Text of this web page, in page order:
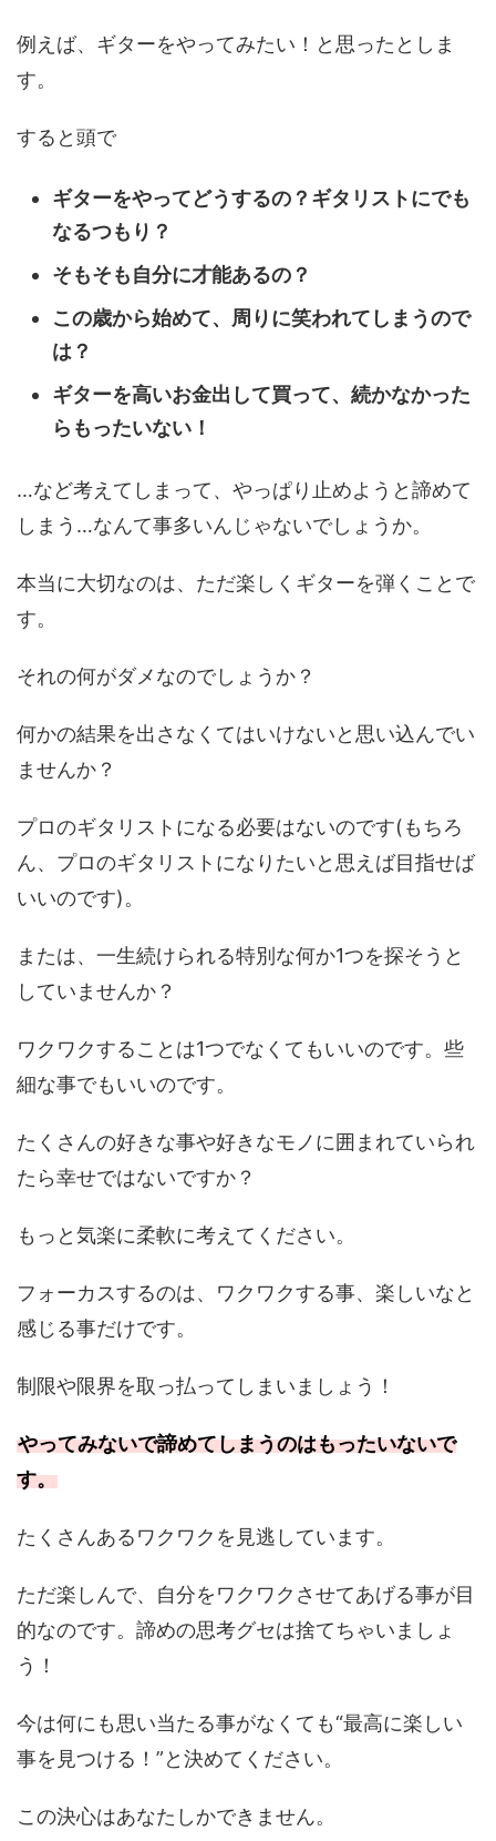
例えば、ギターをやってみたい！と思ったとしま
す。
すると頭で
ギターをやってどうするの？ギタリストにでも
なるつもり？
そもそも自分に才能あるの？
この歳から始めて、周りに笑われてしまうので
は？
ギターを高いお金出して買って、続かなかった
らもったいない！
…など考えてしまって、やっぱり止めようと諦めて
しまう…なんて事多いんじゃないでしょうか。
本当に大切なのは、ただ楽しくギターを弾くことで
す。
それの何がダメなのでしょうか？
何かの結果を出さなくてはいけないと思い込んでい
ませんか？
プロのギタリストになる必要はないのです(もちろ
ん、プロのギタリストになりたいと思えば目指せば
いいのです)。
または、一生続けられる特別な何か1つを探そうと
していませんか？
ワクワクすることは1つでなくてもいいのです。些
細な事でもいいのです。
たくさんの好きな事や好きなモノに囲まれていられ
たら幸せではないですか？
もっと気楽に柔軟に考えてください。
フォーカスするのは、ワクワクする事、楽しいなと
感じる事だけです。
制限や限界を取っ払ってしまいましょう！
やってみないで諦めてしまうのはもったいないで
す。
たくさんあるワクワクを見逃しています。
ただ楽しんで、自分をワクワクさせてあげる事が目
的なのです。諦めの思考グセは捨てちゃいましょ
う！
今は何にも思い当たる事がなくても“最高に楽しい
事を見つける！”と決めてください。
この決心はあなたしかできません。